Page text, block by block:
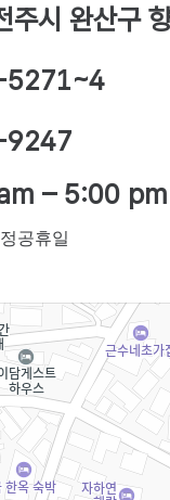
시 완산구
5271~4
9247
– 5:00 pm
공휴일